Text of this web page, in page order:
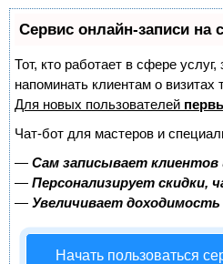
Сервис онлайн-записи на
Тот, кто работает в сфере
напоминать клиентам о
Для новых пользователей
Чат-бот для мастеров и
— Сам записывает
— Персонализирует скидки,
— Увеличивает
Начать пользоваться